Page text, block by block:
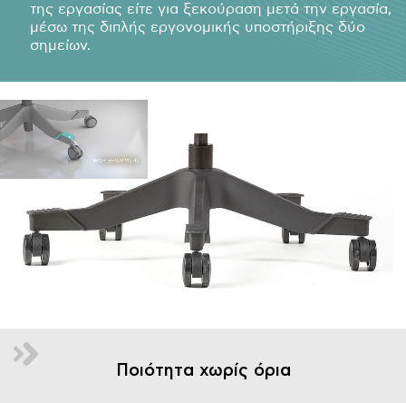
της εργασίας είτε για ξεκούραση μετά την εργασία,
μέσω της διπλής εργονομικής υποστήριξης δύο
σημείων.
Ποιότητα χωρίς όρια